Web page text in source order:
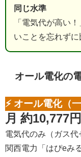
同じ水準
「電気代が高い
いことを忘れずに
オール電化の
⚡ オール電化（
月 約10,777円
電気代のみ（ガス代
関西電力「はぴeみ